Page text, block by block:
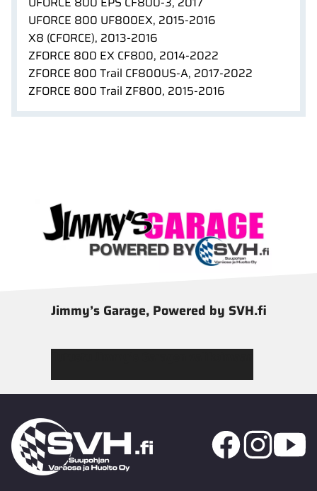
UFORCE 800 UF800EX, 2015-2016
X8 (CFORCE), 2013-2016
ZFORCE 800 EX CF800, 2014-2022
ZFORCE 800 Trail CF800US-A, 2017-2022
ZFORCE 800 Trail ZF800, 2015-2016
Jimmy’s Garage, Powered by SVH.fi